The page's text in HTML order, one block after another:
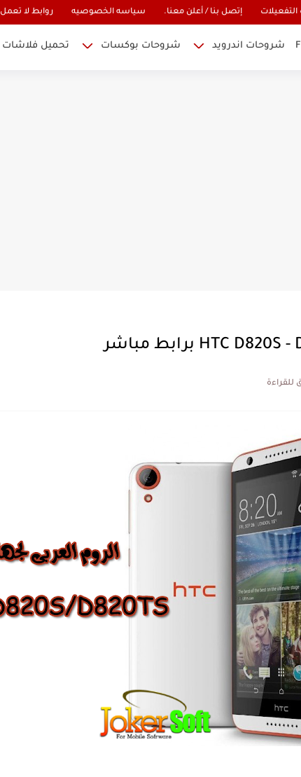
إتصل بنا / أعلن معنا. سياسه الخصوصيه روابط لا تعمل
شروحات اندرويد شروحات بوكسات تحميل فلاشات